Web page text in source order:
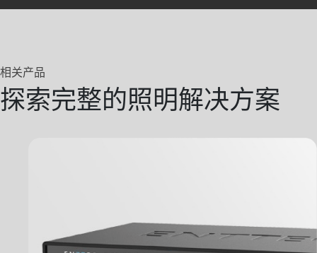
相关产品
探索完整的照明解决方案